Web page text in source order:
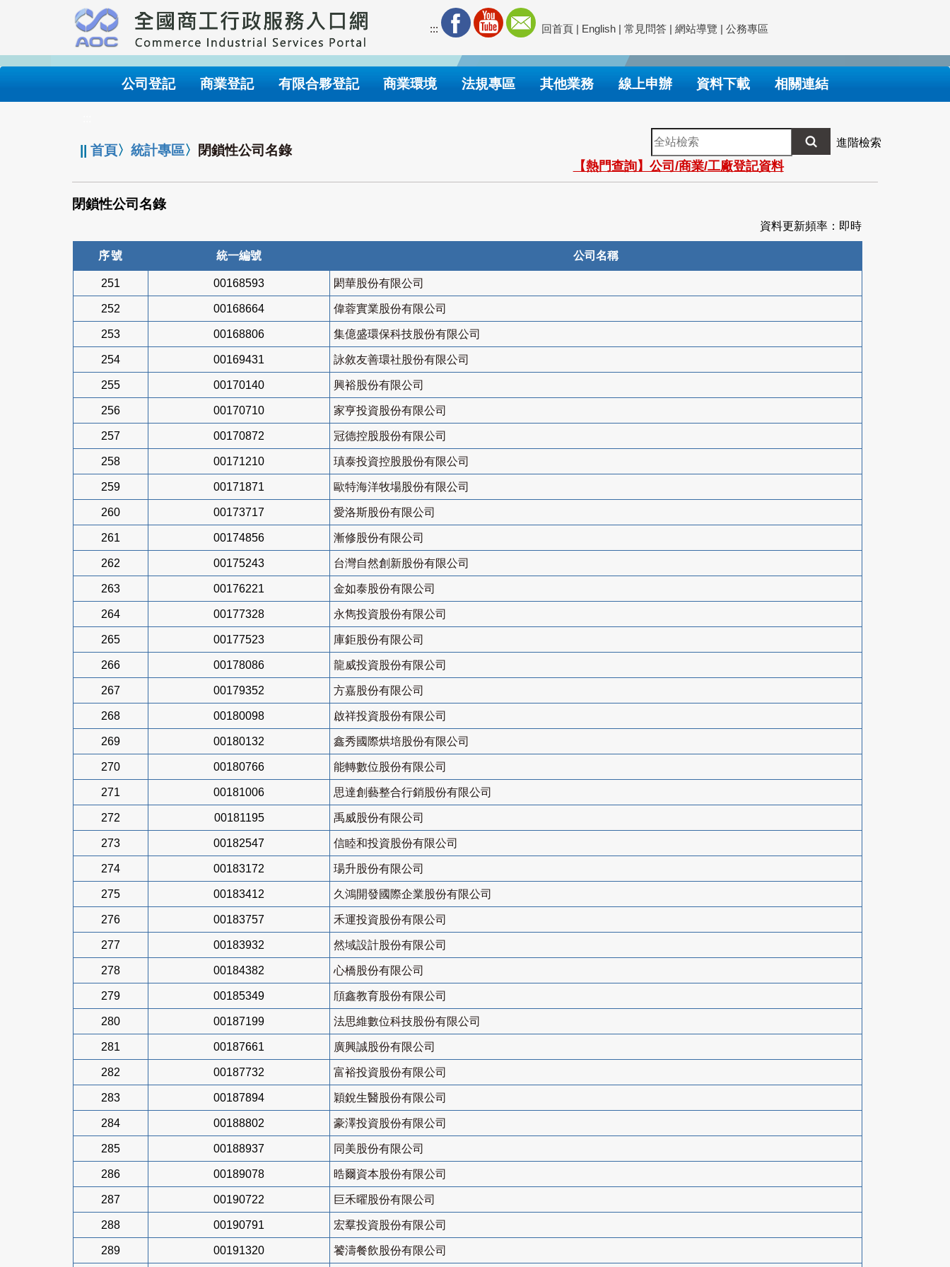
要
內
::: 回首頁 | English | 常見問答 | 網站導覽 | 公務專區
公司登記 商業登記 有限合夥登記 商業環境 法規專區 其他業務 線上申辦 資料下載 相關連結
||首頁〉統計專區〉 閉鎖性公司名錄
全
站
檢
索
進階檢索
【熱門查詢】公司/商業/工廠登記資料
閉鎖性公司名錄
資料更新頻率：即時
序號 統一編號 公司名稱
251 00168593 閎華股份有限公司
252 00168664 偉蓉實業股份有限公司
253 00168806 集億盛環保科技股份有限公司
254 00169431 詠敘友善環社股份有限公司
255 00170140 興裕股份有限公司
256 00170710 家亨投資股份有限公司
257 00170872 冠德控股股份有限公司
258 00171210 瑱泰投資控股股份有限公司
259 00171871 歐特海洋牧場股份有限公司
260 00173717 愛洛斯股份有限公司
261 00174856 漸修股份有限公司
262 00175243 台灣自然創新股份有限公司
263 00176221 金如泰股份有限公司
264 00177328 永雋投資股份有限公司
265 00177523 庫鉅股份有限公司
266 00178086 龍威投資股份有限公司
267 00179352 方嘉股份有限公司
268 00180098 啟祥投資股份有限公司
269 00180132 鑫秀國際烘培股份有限公司
270 00180766 能轉數位股份有限公司
271 00181006 思達創藝整合行銷股份有限公司
272 00181195 禹威股份有限公司
273 00182547 信睦和投資股份有限公司
274 00183172 瑒升股份有限公司
275 00183412 久鴻開發國際企業股份有限公司
276 00183757 禾運投資股份有限公司
277 00183932 然域設計股份有限公司
278 00184382 心橋股份有限公司
279 00185349 頎鑫教育股份有限公司
280 00187199 法思維數位科技股份有限公司
281 00187661 廣興誠股份有限公司
282 00187732 富裕投資股份有限公司
283 00187894 穎銳生醫股份有限公司
284 00188802 豪澤投資股份有限公司
285 00188937 同美股份有限公司
286 00189078 晧爾資本股份有限公司
287 00190722 巨禾曜股份有限公司
288 00190791 宏羣投資股份有限公司
289 00191320 饕濤餐飲股份有限公司